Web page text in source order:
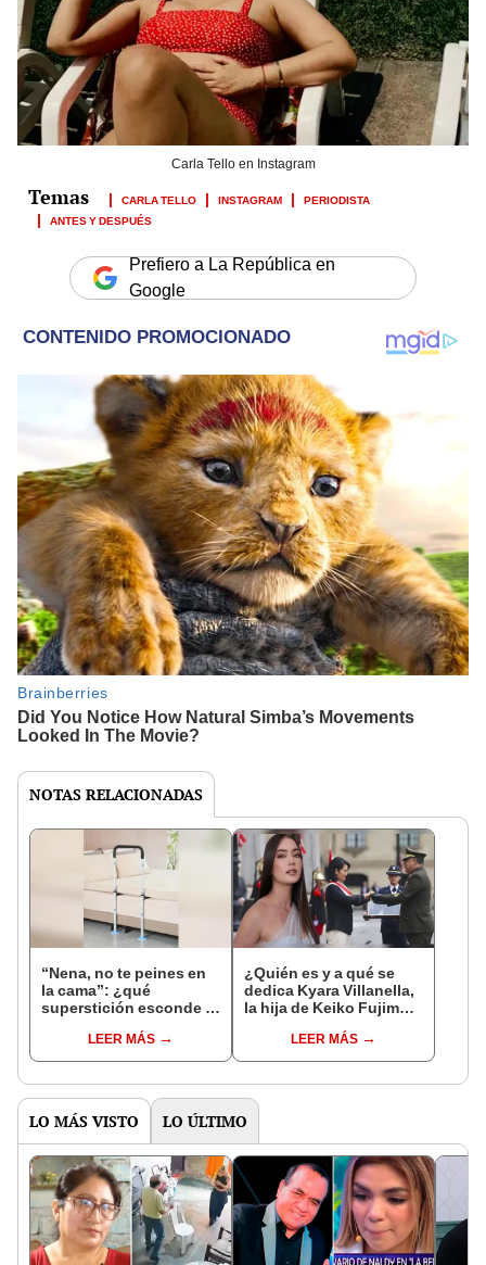
Carla Tello en Instagram
CARLA TELLO INSTAGRAM
PERIODISTA
ANTES Y DESPUÉS
Prefiero a La República en
Google
NOTAS RELACIONADAS
“Nena, no te peines en
la cama”: ¿qué
superstición esconde la
Enanitos Verdes?
LEER MÁS
¿Quién es y a qué se
dedica Kyara Villanella,
la hija de Keiko Fujimori
nivel nacional?
LEER MÁS
LO MÁS VISTO LO ÚLTIMO